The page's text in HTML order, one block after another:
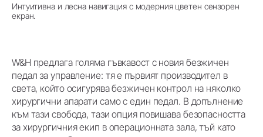
Интуитивна и лесна навигация с модерния цветен сензорен
екран.
W&H предлага голяма гъвкавост с новия безжичен
педал за управление: тя е първият производител в
света, който осигурява безжичен контрол на няколко
хирургични апарати само с един педал. В допълнение
към тази свобода, тази опция повишава безопасността
за хирургичния екип в операционната зала, тъй като